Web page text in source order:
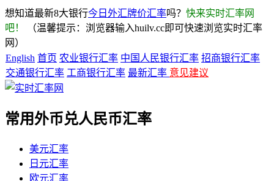
想知道最新8大银行今日外汇牌价汇率吗？ 快来实时汇率网
吧！
（温馨提示：浏览器输入huilv.cc即可快速浏览实时汇率
网）
English 首页 农业银行汇率 中国人民银行汇率 招商银行汇率
交通银行汇率 工商银行汇率 最新汇率 意见建议
常用外币兑人民币汇率
美元汇率
日元汇率
欧元汇率